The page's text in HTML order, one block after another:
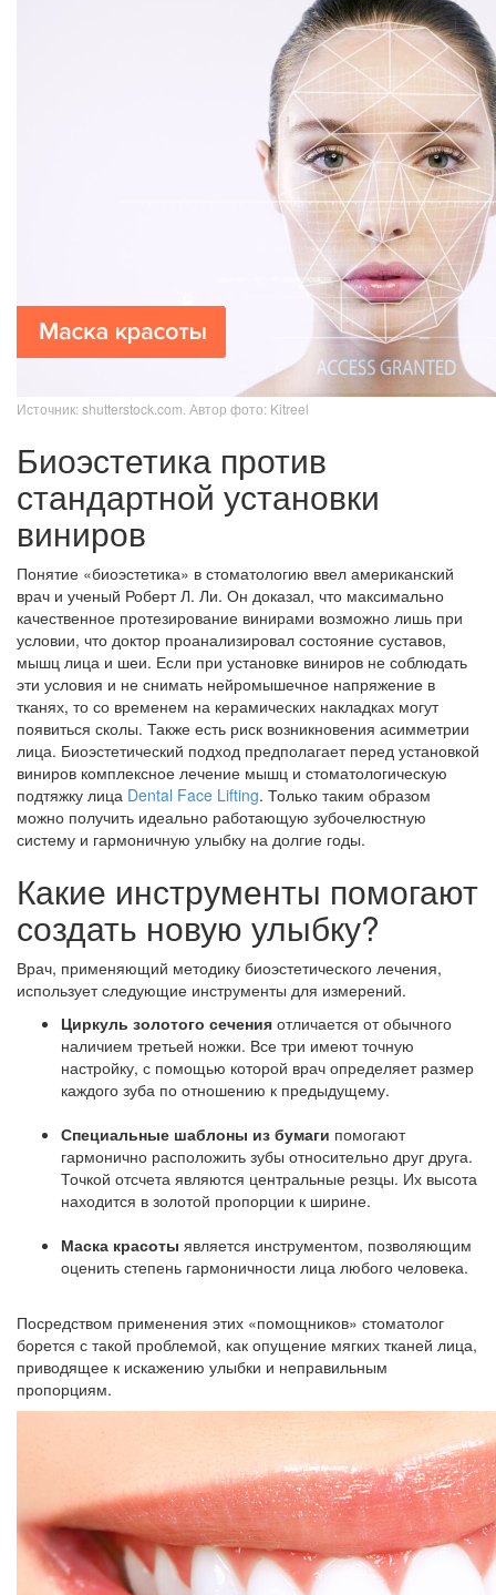
Источник: shutterstock.com. Автор фото: Kitreel
Биоэстетика против
стандартной установки
виниров
Понятие «биоэстетика» в стоматологию ввел американский
врач и ученый Роберт Л. Ли. Он доказал, что максимально
качественное протезирование винирами возможно лишь при
условии, что доктор проанализировал состояние суставов,
мышц лица и шеи. Если при установке виниров не соблюдать
эти условия и не снимать нейромышечное напряжение в
тканях, то со временем на керамических накладках могут
появиться сколы. Также есть риск возникновения асимметрии
лица. Биоэстетический подход предполагает перед установкой
виниров комплексное лечение мышц и стоматологическую
подтяжку лица Dental Face Lifting. Только таким образом
можно получить идеально работающую зубочелюстную
систему и гармоничную улыбку на долгие годы.
Какие инструменты помогают
создать новую улыбку?
Врач, применяющий методику биоэстетического лечения,
использует следующие инструменты для измерений.
Циркуль золотого сечения отличается от обычного
наличием третьей ножки. Все три имеют точную
настройку, с помощью которой врач определяет размер
каждого зуба по отношению к предыдущему.
Специальные шаблоны из бумаги помогают
гармонично расположить зубы относительно друг друга.
Точкой отсчета являются центральные резцы. Их высота
находится в золотой пропорции к ширине.
Маска красоты является инструментом, позволяющим
оценить степень гармоничности лица любого человека.
Посредством применения этих «помощников» стоматолог
борется с такой проблемой, как опущение мягких тканей лица,
приводящее к искажению улыбки и неправильным
пропорциям.